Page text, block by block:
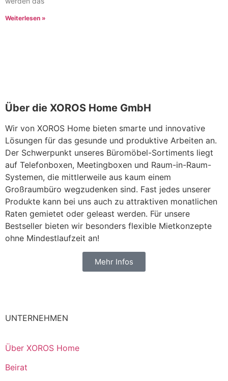
Weiterlesen »
Über die XOROS Home GmbH
Wir von XOROS Home bieten smarte und innovative
Lösungen für das gesunde und produktive Arbeiten an.
Der Schwerpunkt unseres Büromöbel-Sortiments liegt
auf Telefonboxen, Meetingboxen und Raum-in-Raum-
Systemen, die mittlerweile aus kaum einem
Großraumbüro wegzudenken sind. Fast jedes unserer
Produkte kann bei uns auch zu attraktiven monatlichen
Raten gemietet oder geleast werden. Für unsere
Bestseller bieten wir besonders flexible Mietkonzepte
ohne Mindestlaufzeit an!
Mehr Infos
UNTERNEHMEN
Über XOROS Home
Beirat